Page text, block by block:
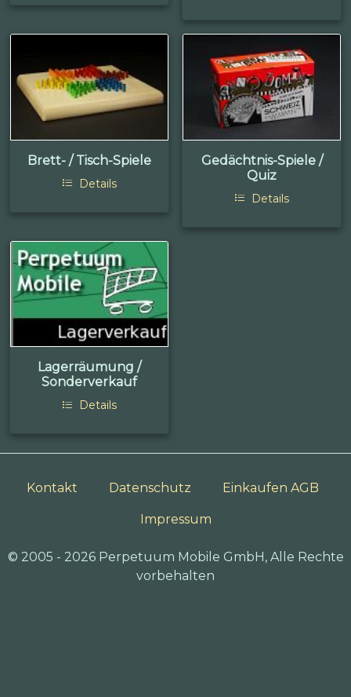
Brett- / Tisch-Spiele
Details
Gedächtnis-Spiele /
Quiz
Details
Lagerräumung /
Sonderverkauf
Details
Kontakt Datenschutz Einkaufen AGB
Impressum
© 2005 - 2026 Perpetuum Mobile GmbH, Alle Rechte
vorbehalten